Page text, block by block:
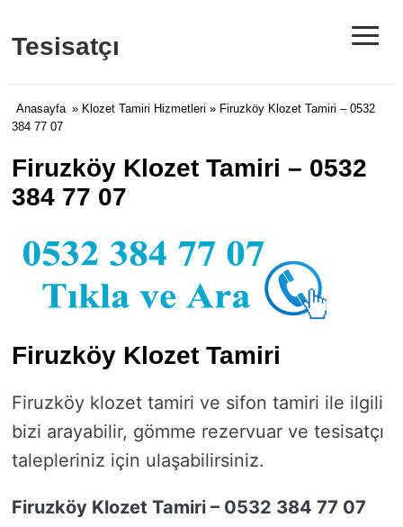
Tesisatçı ≡
Anasayfa » Klozet Tamiri Hizmetleri » Firuzköy Klozet Tamiri – 0532
384 77 07
Firuzköy Klozet Tamiri – 0532
384 77 07
Firuzköy Klozet Tamiri
Firuzköy klozet tamiri ve sifon tamiri ile ilgili
bizi arayabilir, gömme rezervuar ve tesisatçı
talepleriniz için ulaşabilirsiniz.
Firuzköy Klozet Tamiri – 0532 384 77 07